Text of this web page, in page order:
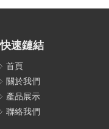
快速鏈結
首頁
關於我們
產品展示
聯絡我們